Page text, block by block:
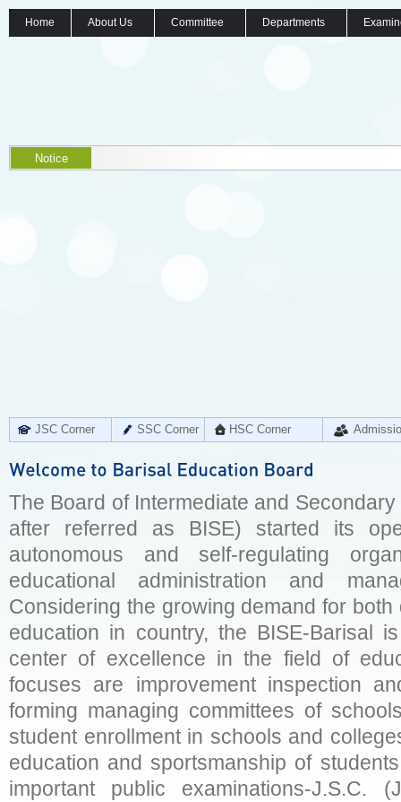
Home About Us Committee Departments
Notice
JSC Corner SSC Corner HSC Corner
The Board of Intermediate and
after referred as BISE) started its
autonomous and self-regulating
educational administration and
Considering the growing demand for
education in country, the BISE-Barisal
center of excellence in the field of
focuses are improvement inspection
forming managing committees of
student enrollment in schools and
education and sportsmanship of
important public examinations-J.S.C.